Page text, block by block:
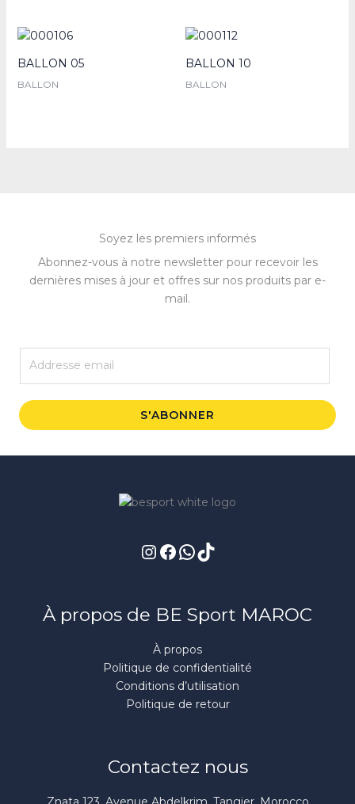
BALLON 05
BALLON
BALLON 10
BALLON
Soyez les premiers informés
Abonnez-vous à notre newsletter pour recevoir les
dernières mises à jour et offres sur nos produits par e-
mail.
m
i
l
S'ABONNER
Instagram
Facebook
WhatsApp
TikTok
À propos de BE Sport MAROC
À propos
Politique de confidentialité
Conditions d’utilisation
Politique de retour
Contactez nous